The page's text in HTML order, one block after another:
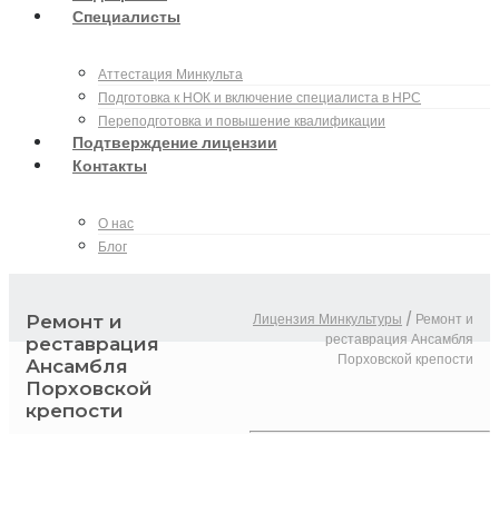
Специалисты
Аттестация Минкульта
Подготовка к НОК и включение специалиста в НРС
Переподготовка и повышение квалификации
Подтверждение лицензии
Контакты
О нас
Блог
Ремонт и
реставрация
Ансамбля
Порховской
крепости
Лицензия Минкультуры / Ремонт и
реставрация Ансамбля
Порховской крепости